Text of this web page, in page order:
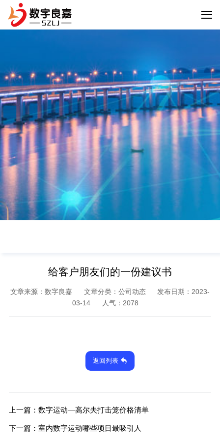
给客户朋友们的一份建议书
文章来源：数字良嘉 文章分类：公司动态
发布日期：2023-
03-14
人气： 2078
返回列表
上一篇： 数字运动—高尔夫打击笼价格清单
下一篇： 室内数字运动哪些项目最吸引人